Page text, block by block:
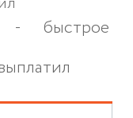
- быстрое